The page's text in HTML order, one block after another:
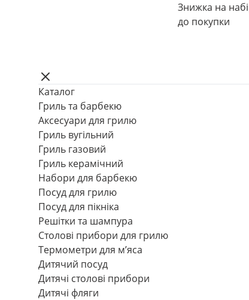
Знижка на
до покупки
Каталог
Гриль та барбекю
Аксесуари для грилю
Гриль вугільний
Гриль газовий
Гриль керамічний
Набори для барбекю
Посуд для грилю
Посуд для пікніка
Решітки та шампура
Столові прибори для грилю
Термометри для м’яса
Дитячий посуд
Дитячі столові прибори
Дитячі фляги